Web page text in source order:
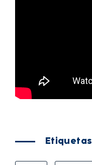
Etiquetas